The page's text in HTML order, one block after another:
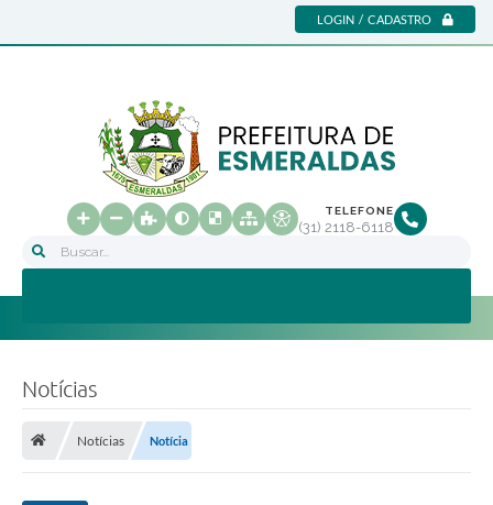
LOGIN / CADASTRO
Buscar...
TELEFONE
(31) 2118-6118
Notícias
Notícias Notícia